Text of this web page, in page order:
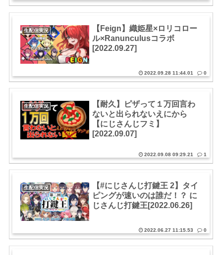
生配信実況
【Feign】織姫星×ロリコロー
ル×Ranunculusコラボ
[2022.09.27]
2022.09.28 11:44.01 0
生配信実況
【耐久】ピザって１万回言わ
ないと出られないえにから
【にじさんじフミ】
[2022.09.07]
2022.09.08 09:29.21 1
生配信実況
【#にじさんじ打鍵王 2】タイ
ピングが速いのは誰だ！？ に
じさんじ打鍵王[2022.06.26]
2022.06.27 11:15.53 0